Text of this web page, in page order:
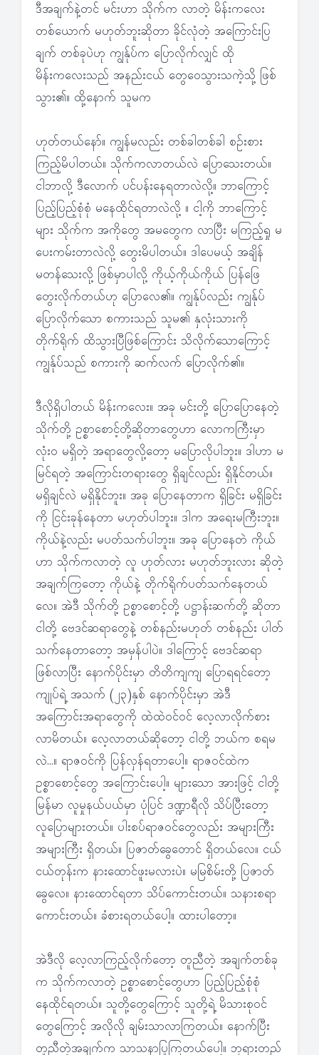
ဒီအချက်နဲ့တင် မင်းဟာ သိုက်က လာတဲ့ မိန်းကလေး
တစ်ယောက် မဟုတ်ဘူးဆိုတာ ခိုင်လုံတဲ့ အကြောင်းပြ
ချက် တစ်ခုပဲဟု ကျွန်ုပ်က ပြောလိုက်လျှင် ထို
မိန်းကလေးသည် အနည်းငယ် တွေဝေသွားသကဲ့သို့ ဖြစ်
သွား၏။ ထို့နောက် သူမက
ဟုတ်တယ်နော်။ ကျွန်မလည်း တစ်ခါတစ်ခါ စဉ်းစား
ကြည့်မိပါတယ်။ သိုက်ကလာတယ်လဲ ပြောသေးတယ်။
ငါဘာလို့ ဒီလောက် ပင်ပန်းနေရတာလဲလို့။ ဘာကြောင့်
ပြည့်ပြည့်စုံစုံ မနေထိုင်ရတာလဲလို့ ။ ငါ့ကို ဘာကြောင့်
များ သိုက်က အကိုတွေ အမတွေက လာပြီး မကြည့်ရှု မ
ပေးကမ်းတာလဲလို့ တွေးမိပါတယ်။ ဒါပေမယ့် အချိန်
မတန်သေးလို့ ဖြစ်မှာပါလို့ ကိုယ့်ကိုယ်ကိုယ် ပြန်ဖြေ
တွေးလိုက်တယ်ဟု ပြောလေ၏။ ကျွန်ုပ်လည်း ကျွန်ုပ်
ပြောလိုက်သော စကားသည် သူမ၏ နှလုံးသားကို
တိုက်ရိုက် ထိသွားပြီဖြစ်ကြောင်း သိလိုက်သောကြောင့်
ကျွန်ုပ်သည် စကားကို ဆက်လက် ပြောလိုက်၏။
ဒီလိုရှိပါတယ် မိန်းကလေး။ အခု မင်းတို့ ပြောပြောနေတဲ့
သိုက်တို့ ဥစ္စာစောင့်တို့ဆိုတာတွေဟာ လောကကြီးမှာ
လုံး၀ မရှိတဲ့ အရာတွေလို့တော့ မပြောလိုပါဘူး။ ဒါဟာ မ
မြင်ရတဲ့ အကြောင်းတရားတွေ ရှိချင်လည်း ရှိနိုင်တယ်။
မရှိချင်လဲ မရှိနိုင်ဘူး။ အခု ပြောနေတာက ရှိခြင်း မရှိခြင်း
ကို ငြင်းခုန်နေတာ မဟုတ်ပါဘူး။ ဒါက အရေးမကြီးဘူး။
ကိုယ်နဲ့လည်း မပတ်သက်ပါဘူး။ အခု ပြောနေတဲ ကိုယ်
ဟာ သိုက်ကလာတဲ့ လူ ဟုတ်လား မဟုတ်ဘူးလား ဆိုတဲ့
အချက်ကြတော့ ကိုယ်နဲ့ တိုက်ရိုက်ပတ်သက်နေတယ်
လေ။ အဲဒီ သိုက်တို့ ဥစ္စာစောင့်တို့ ပဋ္ဌာန်းဆက်တို့ ဆိုတာ
ငါတို့ ဗေဒင်ဆရာတွေနဲ့ တစ်နည်းမဟုတ် တစ်နည်း ပါတ်
သက်နေတာတော့ အမှန်ပါပဲ။ ဒါကြောင့် ဗေဒင်ဆရာ
ဖြစ်လာပြီး နောက်ပိုင်းမှာ တိတိကျကျ ပြောရရင်တော့
ကျုပ်ရဲ့ အသက် (၂၃)နှစ် နောက်ပိုင်းမှာ အဲဒီ
အကြောင်းအရာတွေကို ထဲထဲဝင်ဝင် လေ့လာလိုက်စား
လာမိတယ်။ လေ့လာတယ်ဆိုတော့ ငါတို့ ဘယ်က စရမ
လဲ…။ ရာဇဝင်ကို ပြန်လှန်ရတာပေါ့။ ရာဇဝင်ထဲက
ဥစ္စာစောင့်တွေ အကြောင်းပေါ့။ များသော အားဖြင့် ငါတို့
မြန်မာ လူမှုနယ်ပယ်မှာ ပုံပြင် ဒဏ္ဍာရီလို သိပ်ပြီးတော့
လူပြောများတယ်။ ပါးစပ်ရာဇဝင်တွေလည်း အများကြီး
အများကြီး ရှိတယ်။ ပြဇာတ်ခွေတောင် ရှိတယ်လေ။ ငယ်
ငယ်တုန်းက နားထောင်ဖူးမလားပဲ။ မမြစိမ်းတို့ ပြဇာတ်
ခွေလေ။ နားထောင်ရတာ သိပ်ကောင်းတယ်။ သနားစရာ
ကောင်းတယ်။ ခံစားရတယ်ပေါ့။ ထားပါတော့။
အဲဒီလို လေ့လာကြည့်လိုက်တော့ တူညီတဲ့ အချက်တစ်ခု
က သိုက်ကလာတဲ့ ဥစ္စာစောင့်တွေဟာ ပြည့်ပြည့်စုံစုံ
နေထိုင်ရတယ်။ သူတို့တွေကြောင့် သူတို့ရဲ့ မိသားစုဝင်
တွေကြောင့် အလိုလို ချမ်းသာလာကြတယ်။ နောက်ပြီး
တူညီတဲ့အချက်က သာသနာပြုကြတယ်ပေါ့။ ဘုရားတည်